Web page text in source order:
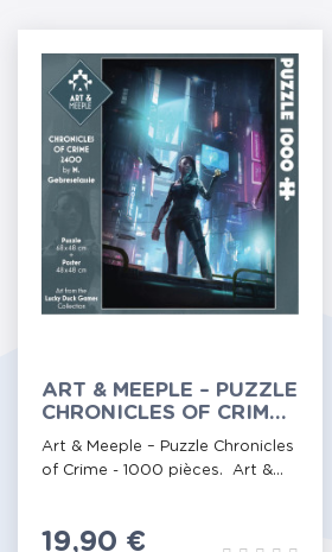
ART & MEEPLE – PUZZLE
CHRONICLES OF CRIME -
1000 PIÈCES
Art & Meeple – Puzzle Chronicles
of Crime - 1000 pièces. Art &...
Prix
19,90 €